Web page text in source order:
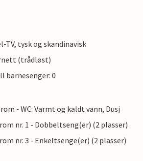
TV, tysk og skandinavisk
(trådløst)
barnesenger: 0
- WC: Varmt og kaldt vann, Dusj
nr. 1 - Dobbeltseng(er) (2 plasser)
nr. 3 - Enkeltsenge(er) (2 plasser)